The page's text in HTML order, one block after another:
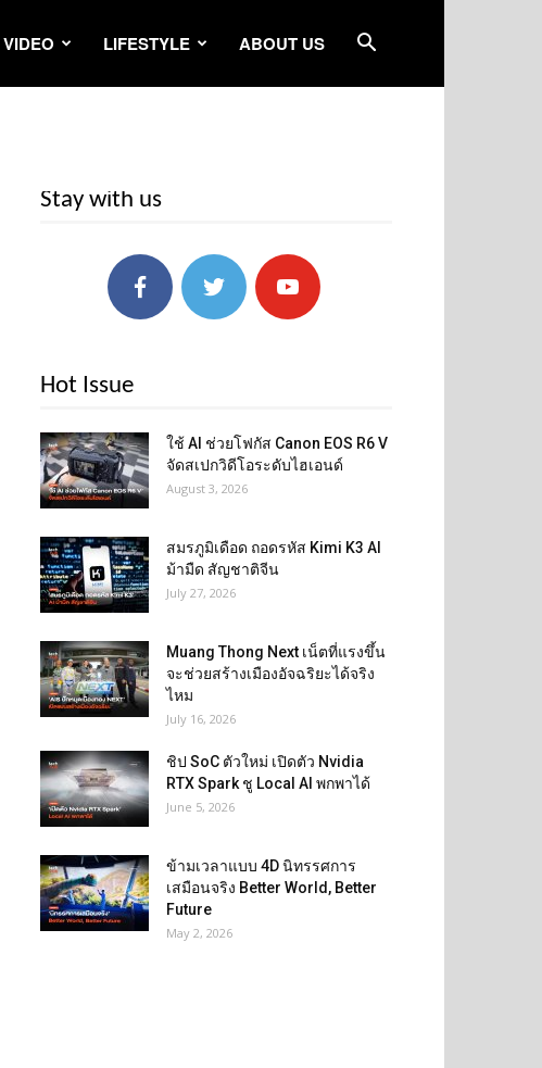
VIDEO LIFESTYLE ABOUT US
Stay with us
Hot Issue
ใช้ AI ช่วยโฟกัส Canon EOS R6 V
จัดสเปกวิดีโอระดับไฮเอนด์
August 3, 2026
สมรภูมิเดือด ถอดรหัส Kimi K3 AI
ม้ามืด สัญชาติจีน
July 27, 2026
Muang Thong Next เน็ตที่แรงขึ้น
จะช่วยสร้างเมืองอัจฉริยะได้จริง
ไหม
July 16, 2026
ชิป SoC ตัวใหม่ เปิดตัว Nvidia
RTX Spark ชู Local AI พกพาได้
June 5, 2026
ข้ามเวลาแบบ 4D นิทรรศการ
เสมือนจริง Better World, Better
Future
May 2, 2026